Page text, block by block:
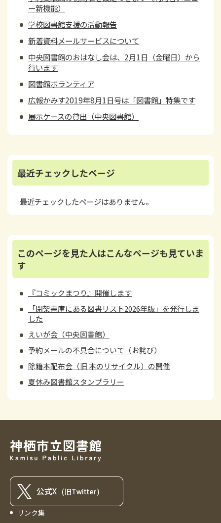
ー新機能）
学校図書館支援の活動報告
新着資料メールサービスについて
中央図書館のおはなし会は、2月1日（金曜日）から
行います
図書館ボランティア
広報かみす2019年8月1日号は「図書館」特集です
展示ケースの貸出（中央図書館）
最近チェックしたページ
最近チェックしたページはありません。
このページを見た人はこんなページも見ていま
す
『コミックまつり』開催します
「閉架書庫にある図書リスト2026年版」を発行しま
した
えいが会（中央図書館）
予約メールの不具合について（お詫び）
除籍本配布会（旧 本のリサイクル）の開催
夏休み図書館スタンプラリー
リンク集